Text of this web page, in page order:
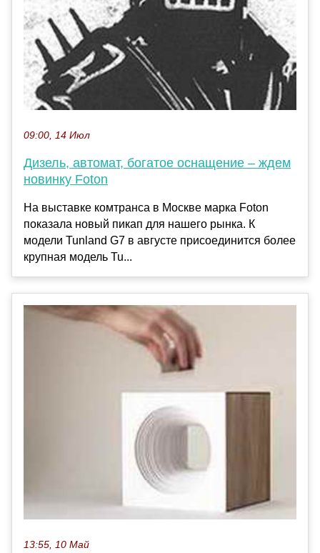
09:00, 14 Июл
Дизель, автомат, богатое оснащение – ждем
новинку Foton
На выставке комтранса в Москве марка Foton
показала новый пикап для нашего рынка. К
модели Tunland G7 в августе присоединится более
крупная модель Tu...
13:55, 10 Май